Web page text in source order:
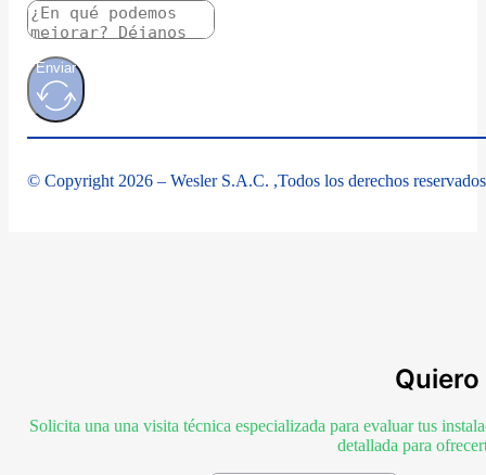
Enviar
© Copyright 2026 – Wesler S.A.C. ,Todos los derechos
Solicita una una visita técnica especializada para evaluar tus
detallada para